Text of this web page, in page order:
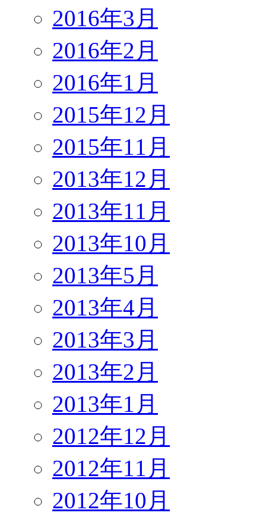
2016年3月
2016年2月
2016年1月
2015年12月
2015年11月
2013年12月
2013年11月
2013年10月
2013年5月
2013年4月
2013年3月
2013年2月
2013年1月
2012年12月
2012年11月
2012年10月